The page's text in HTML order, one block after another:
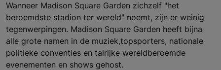
Wanneer Madison Square Garden zichzelf "het
beroemdste stadion ter wereld" noemt, zijn er weinig
tegenwerpingen. Madison Square Garden heeft bijna
alle grote namen in de muziek,topsporters, nationale
politieke conventies en talrijke wereldberoemde
evenementen en shows gehost.